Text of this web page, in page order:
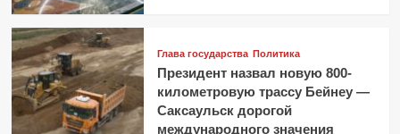
Глава государства Политика
Президент назвал новую 800-
километровую трассу Бейнеу —
Саксаульск дорогой
международного значения